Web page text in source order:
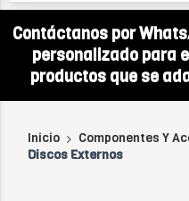
Contáctanos por
personalizado para
productos que se
Inicio
Componentes Y
Discos Externos